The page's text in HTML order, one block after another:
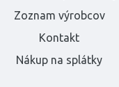
Zoznam výrobcov
Kontakt
Nákup na splátky